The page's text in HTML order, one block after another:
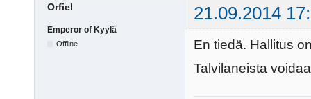
Orfiel 21.09.2014
Emperor of Kyylä
Offline
En tiedä. Hallitus
Talvilaneista